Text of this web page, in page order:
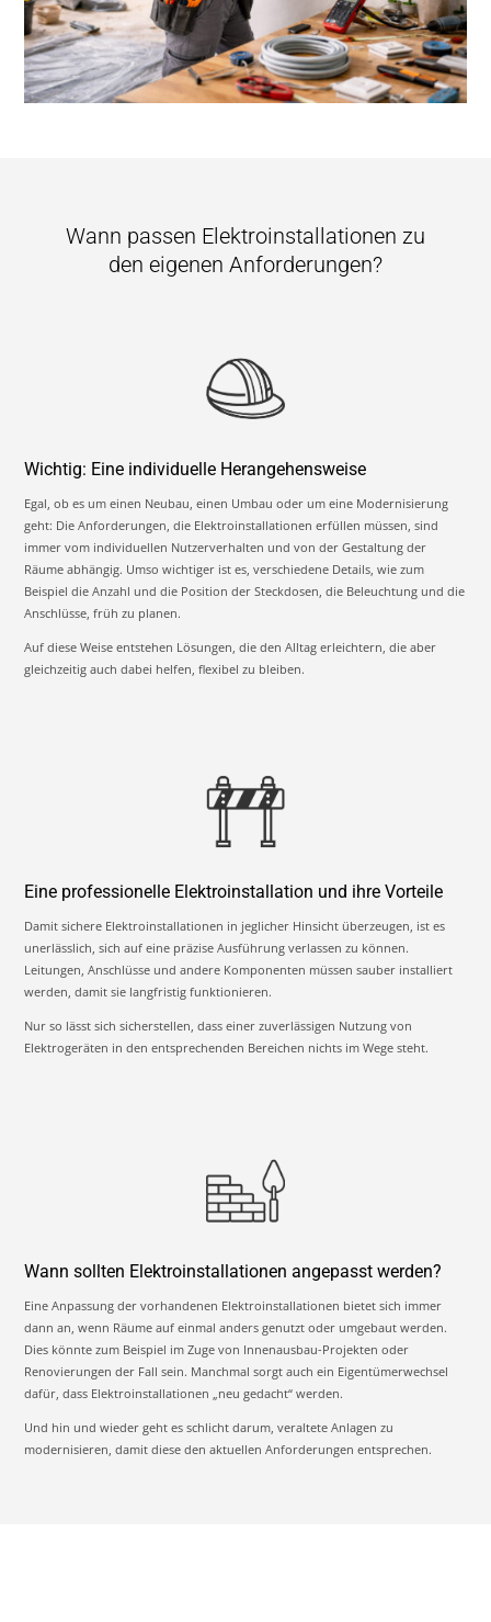
Wann passen Elektroinstallationen zu
den eigenen Anforderungen?
Wichtig: Eine individuelle Herangehensweise
Egal, ob es um einen Neubau, einen Umbau oder um eine Modernisierung
geht: Die Anforderungen, die Elektroinstallationen erfüllen müssen, sind
immer vom individuellen Nutzerverhalten und von der Gestaltung der
Räume abhängig. Umso wichtiger ist es, verschiedene Details, wie zum
Beispiel die Anzahl und die Position der Steckdosen, die Beleuchtung und die
Anschlüsse, früh zu planen.
Auf diese Weise entstehen Lösungen, die den Alltag erleichtern, die aber
gleichzeitig auch dabei helfen, flexibel zu bleiben.
Eine professionelle Elektroinstallation und ihre Vorteile
Damit sichere Elektroinstallationen in jeglicher Hinsicht überzeugen, ist es
unerlässlich, sich auf eine präzise Ausführung verlassen zu können.
Leitungen, Anschlüsse und andere Komponenten müssen sauber installiert
werden, damit sie langfristig funktionieren.
Nur so lässt sich sicherstellen, dass einer zuverlässigen Nutzung von
Elektrogeräten in den entsprechenden Bereichen nichts im Wege steht.
Wann sollten Elektroinstallationen angepasst werden?
Eine Anpassung der vorhandenen Elektroinstallationen bietet sich immer
dann an, wenn Räume auf einmal anders genutzt oder umgebaut werden.
Dies könnte zum Beispiel im Zuge von Innenausbau-Projekten oder
Renovierungen der Fall sein. Manchmal sorgt auch ein Eigentümerwechsel
dafür, dass Elektroinstallationen „neu gedacht“ werden.
Und hin und wieder geht es schlicht darum, veraltete Anlagen zu
modernisieren, damit diese den aktuellen Anforderungen entsprechen.